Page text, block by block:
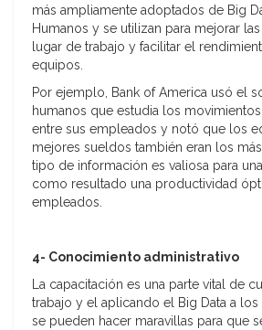
más ampliamente adoptados de Big
Humanos y se utilizan para mejorar
lugar de trabajo y facilitar el
equipos.
Por ejemplo, Bank of America usó el
humanos que estudia los
entre sus empleados y notó que los
mejores sueldos también eran los
tipo de información es valiosa para
como resultado una productividad
empleados.
4- Conocimiento administrativo
La capacitación es una parte vital de
trabajo y el aplicando el Big Data a
se pueden hacer maravillas para que